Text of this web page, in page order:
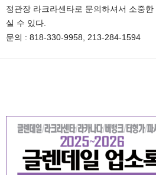
정관장 라크라센타로 문의하셔서 소중
실 수 있다.
문의 : 818-330-9958, 213-284-1594